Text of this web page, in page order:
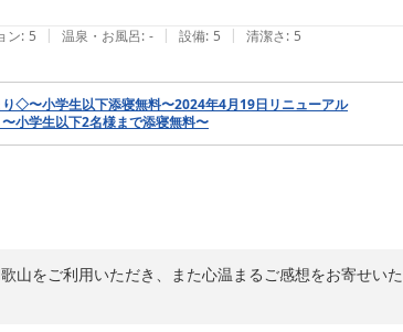
ッフ一同、心よりお待ち申し上げております。
ン: 5 | 温泉・お風呂: - | 設備: 5 | 清潔さ: 5
◇〜小学生以下添寝無料〜2024年4月19日リニューアル
学生以下2名様まで添寝無料〜
山をご利用いただき、また心温まるご感想をお寄せい